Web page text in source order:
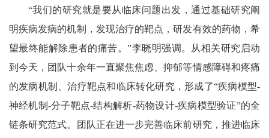
“我们的研究就是要从临床问题出发，通过基础研究阐
明疾病发病的机制，发现治疗的靶点，研发有效的药物，希
望最终能解除患者的痛苦。”李晓明强调。从相关研究启动
到今天，团队十余年一直聚焦焦虑、抑郁等情感障碍和疼痛
的发病机制、治疗靶点和临床转化研究，形成了“疾病模型-
神经机制-分子靶点-结构解析-药物设计-疾病模型验证”的全
链条研究范式。团队正在进一步完善临床前研究，推进临床